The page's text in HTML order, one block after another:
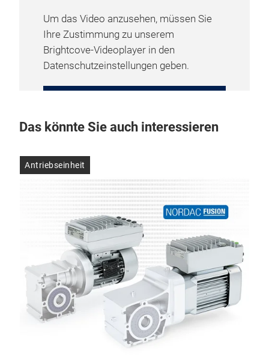
Um das Video anzusehen, müssen Sie
Ihre Zustimmung zu unserem
Brightcove-Videoplayer in den
Datenschutzeinstellungen geben.
Das könnte Sie auch interessieren
Antriebseinheit